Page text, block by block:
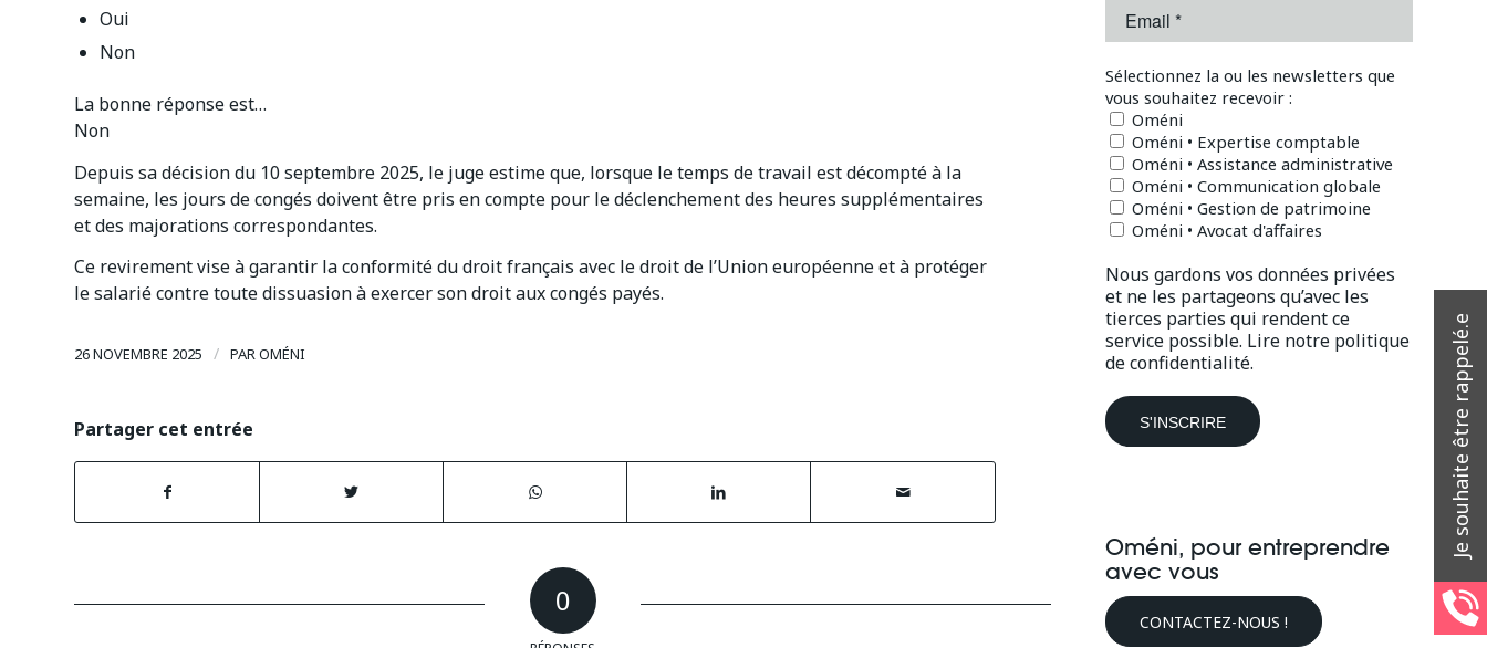
Oui
Non
La bonne réponse est…
Non
Depuis sa décision du 10 septembre 2025, le juge estime que, lorsque le temps de travail est décompté à la
semaine, les jours de congés doivent être pris en compte pour le déclenchement des heures supplémentaires
et des majorations correspondantes.
Ce revirement vise à garantir la conformité du droit français avec le droit de l’Union européenne et à protéger
le salarié contre toute dissuasion à exercer son droit aux congés payés.
26 NOVEMBRE 2025 / PAROMÉNI
Partager cet entrée
0
Sélectionnez la ou les newsletters que
vous souhaitez recevoir :
Oméni
Oméni • Expertise comptable
Oméni • Assistance administrative
Oméni • Communication globale
Oméni • Gestion de patrimoine
Oméni • Avocat d'affaires
Nous gardons vos données privées
et ne les partageons qu’avec les
tierces parties qui rendent ce
service possible. Lire notre politique
de confidentialité.
Oméni, pour entreprendre
avec vous
CONTACTEZ-NOUS !